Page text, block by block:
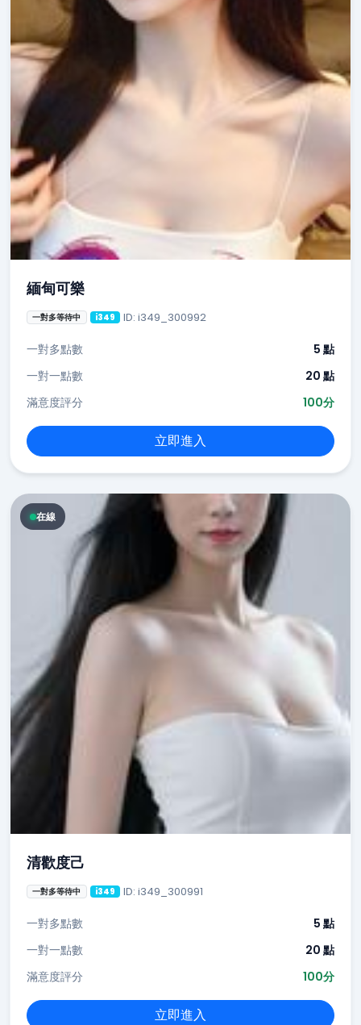
緬甸可樂
一對多等待中 i349 ID: i349_300992
一對多點數
5 點
一對一點數
20 點
滿意度評分
100分
立即進入
在線
清歡度己
一對多等待中 i349 ID: i349_300991
一對多點數
5 點
一對一點數
20 點
滿意度評分
100分
立即進入